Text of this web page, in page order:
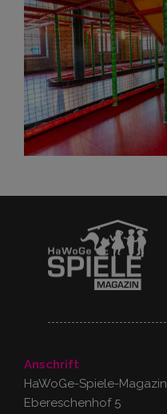
Anschrift
HaWoGe-Spiele-Magazin
Ebereschenhof 5